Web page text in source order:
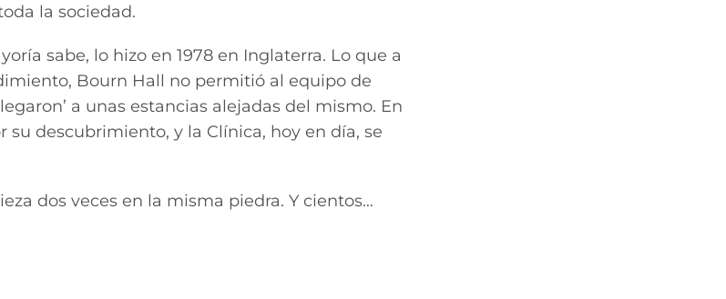
la sociedad.
sabe, lo hizo en 1978 en Inglaterra. Lo que a
Bourn Hall no permitió al equipo de
a unas estancias alejadas del mismo. En
descubrimiento, y la Clínica, hoy en día, se
dos veces en la misma piedra. Y cientos…